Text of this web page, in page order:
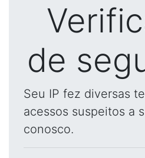
de
Seu IP fez diversas
acessos suspeitos a
conosco.